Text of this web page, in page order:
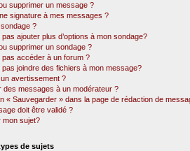
supprimer un message ?
signature à mes messages ?
?
ajouter plus d’options à mon sondage?
supprimer un sondage ?
pas accéder à un forum ?
pas joindre des fichiers à mon message?
avertissement ?
des messages à un modérateur ?
« Sauvegarder » dans la page de rédaction de
doit être validé ?
mon sujet?
de sujets